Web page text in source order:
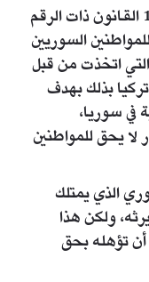
أدخلت تركيا في تاريخ 28 / 05 / 1927 القانون ذات الرقم
السوريين
التي اتخذت من قبل
بذلك بهدف
في سوريا،
لا يحق للمواطنين
السوري الذي يمتلك
ولكن هذا
تؤهله بحق